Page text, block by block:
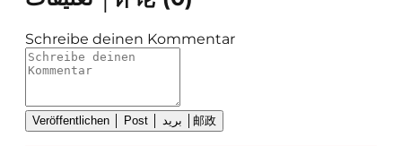
Schreibe deinen Kommentar
Veröffentlichen │ Post │ بريد │邮政